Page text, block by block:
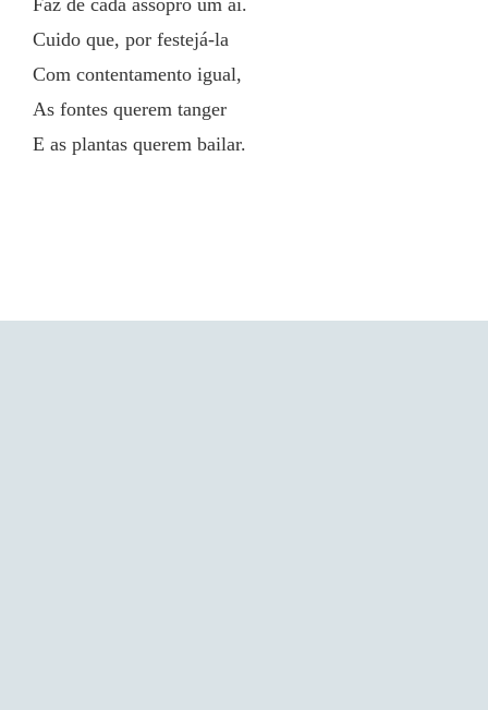
Faz de cada assopro um ai.
Cuido que, por festejá-la
Com contentamento igual,
As fontes querem tanger
E as plantas querem bailar.